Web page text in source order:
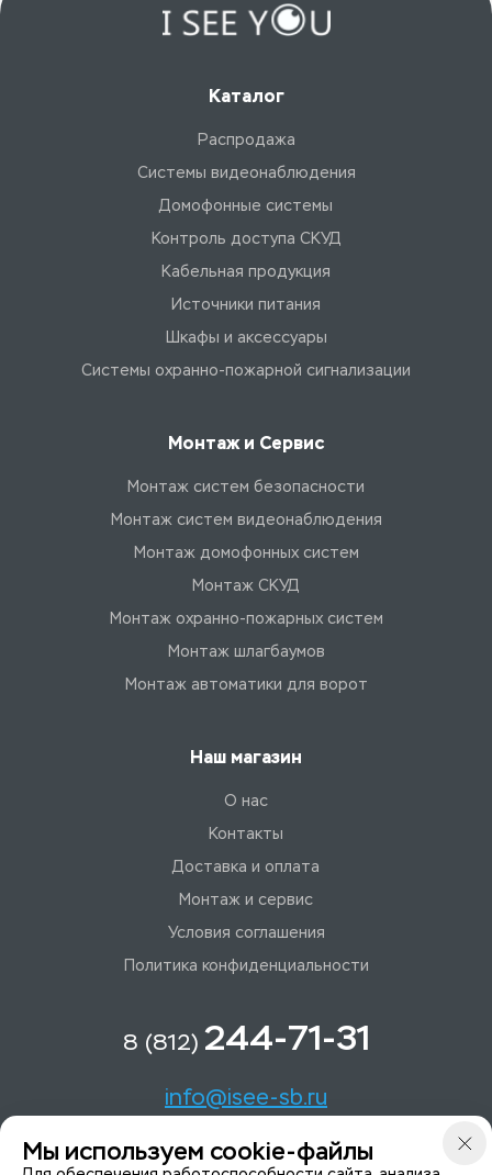
Каталог
Распродажа
Системы видеонаблюдения
Домофонные системы
Контроль доступа СКУД
Кабельная продукция
Источники питания
Шкафы и аксессуары
Системы охранно-пожарной сигнализации
Монтаж и Сервис
Монтаж систем безопасности
Монтаж систем видеонаблюдения
Монтаж домофонных систем
Монтаж СКУД
Монтаж охранно-пожарных систем
Монтаж шлагбаумов
Монтаж автоматики для ворот
Наш магазин
О нас
Контакты
Доставка и оплата
Монтаж и сервис
Условия соглашения
Политика конфиденциальности
8 (812) 244-71-31
info@isee-sb.ru
Светлановский пр-кт, д. 70, корп. 1
Мы используем cookie-файлы